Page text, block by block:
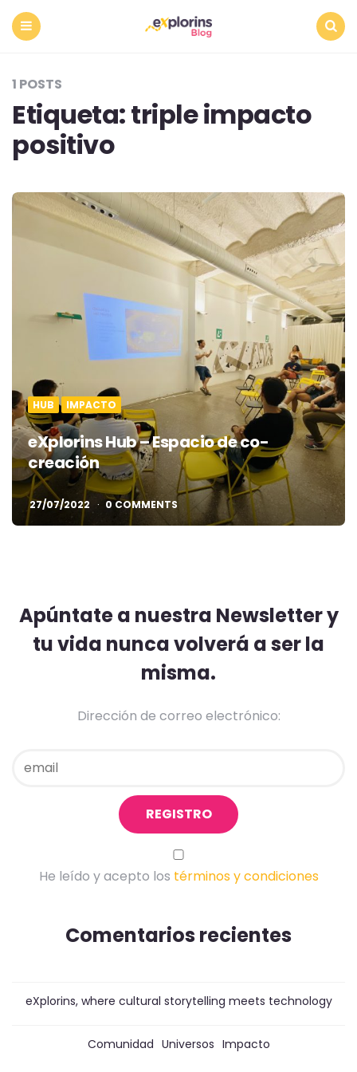
1 POSTS
Etiqueta:triple impacto
positivo
HUB IMPACTO
eXplorins Hub – Espacio de co-
creación
27/07/2022 0 COMMENTS
Apúntate a nuestra Newsletter y
tu vida nunca volverá a ser la
misma.
Dirección de correo electrónico:
He leído y acepto los términos y condiciones
Comentarios recientes
eXplorins, where cultural storytelling meets technology
Comunidad Universos Impacto